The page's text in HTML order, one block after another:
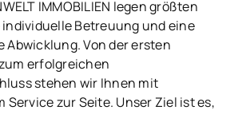
IMMOBILIEN legen größten
Betreuung und eine
Abwicklung. Von der ersten
erfolgreichen
stehen wir Ihnen mit
Service zur Seite. Unser Ziel ist es,